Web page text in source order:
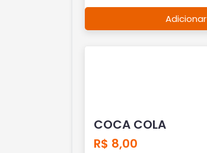
Adicionar
COCA COLA
R$ 8,00